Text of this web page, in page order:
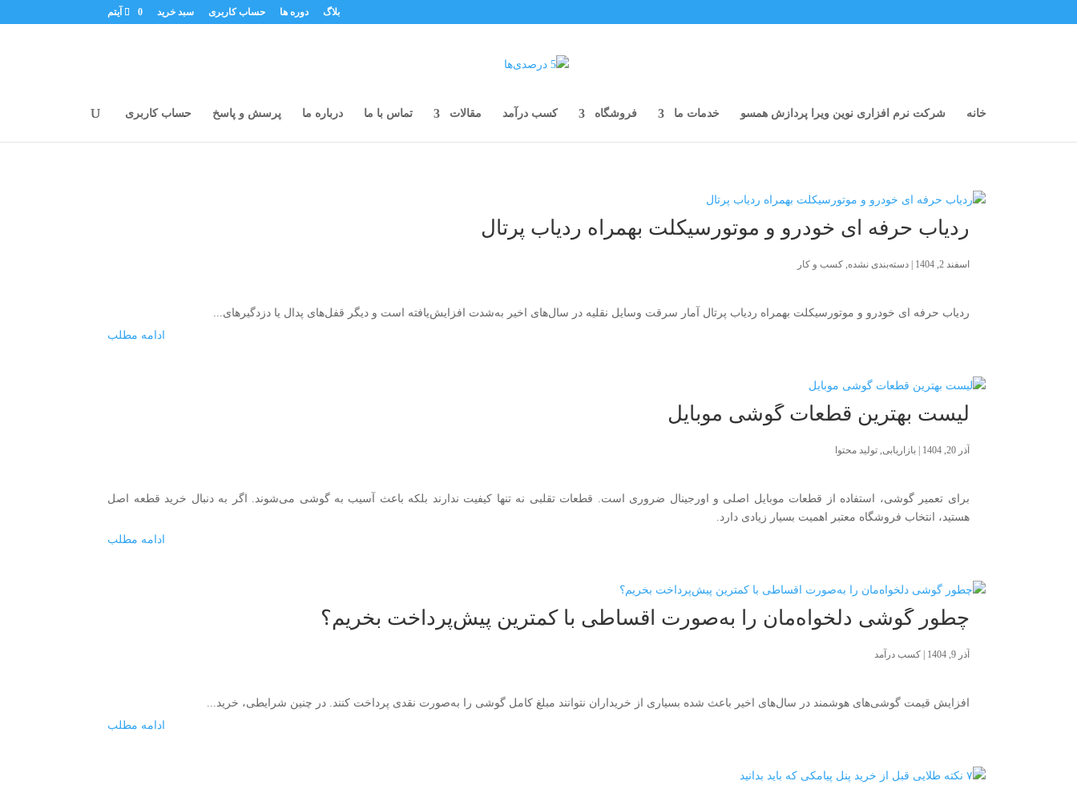
بلاگ دوره ها حساب کاربری سبد خرید 0 آیتم
خانه شرکت نرم افزاری نوین ویرا پردازش همسو خدمات ما فروشگاه کسب درآمد مقالات تماس با ما درباره ما پرسش و پاسخ حساب کاربری
ردیاب حرفه ای خودرو و موتورسیکلت بهمراه ردیاب پرتال
اسفند 2, 1404 |دسته‌بندی نشده ,کسب و کار
ردیاب حرفه ای خودرو و موتورسیکلت بهمراه ردیاب پرتال آمار سرقت وسایل نقلیه در سال‌های اخیر به‌شدت افزایش‌یافته است و دیگر قفل‌های پدال یا دزدگیرهای...
ادامه مطلب
لیست بهترین قطعات گوشی موبایل
آذر 20, 1404 |بازاریابی ,تولید محتوا
برای تعمیر گوشی، استفاده از قطعات موبایل اصلی و اورجینال ضروری است. قطعات تقلبی نه تنها کیفیت ندارند بلکه باعث آسیب به گوشی می‌شوند. اگر به دنبال خرید قطعه اصل
هستید، انتخاب فروشگاه معتبر اهمیت بسیار زیادی دارد.
ادامه مطلب
چطور گوشی دلخواه‌مان را به‌صورت اقساطی با کمترین پیش‌پرداخت بخریم؟
آذر 9, 1404 |کسب درآمد
افزایش قیمت گوشی‌های هوشمند در سال‌های اخیر باعث شده بسیاری از خریداران نتوانند مبلغ کامل گوشی را به‌صورت نقدی پرداخت کنند. در چنین شرایطی، خرید...
ادامه مطلب